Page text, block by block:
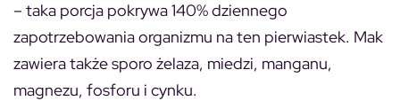
– taka porcja pokrywa 140% dziennego
zapotrzebowania organizmu na ten pierwiastek. Mak
zawiera także sporo żelaza, miedzi, manganu,
magnezu, fosforu i cynku.